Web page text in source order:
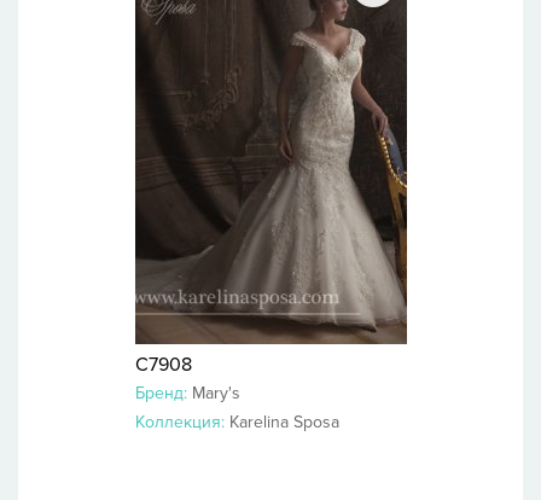
C7908
Бренд: Mary's
Коллекция: Karelina Sposa